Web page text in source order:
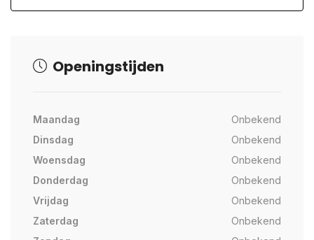
Openingstijden
Maandag
Onbekend
Dinsdag
Onbekend
Woensdag
Onbekend
Donderdag
Onbekend
Vrijdag
Onbekend
Zaterdag
Onbekend